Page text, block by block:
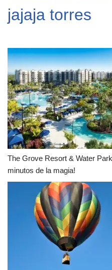
jajaja torres
The Grove Resort & Water
minutos de la magia!